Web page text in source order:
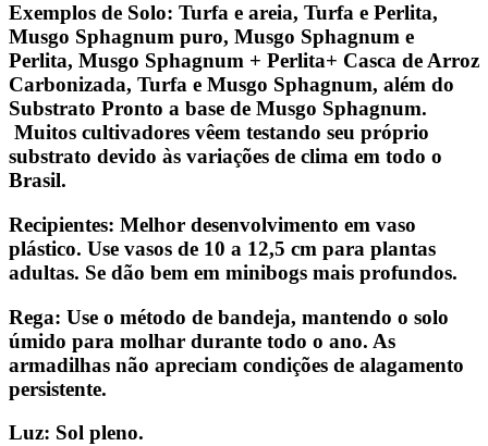
Exemplos de Solo: Turfa e areia, Turfa e Perlita,
Musgo Sphagnum puro, Musgo Sphagnum e
Perlita, Musgo Sphagnum + Perlita+ Casca de Arroz
Carbonizada, Turfa e Musgo Sphagnum, além do
Substrato Pronto a base de Musgo Sphagnum.
Muitos cultivadores vêem testando seu próprio
substrato devido às variações de clima em todo o
Brasil.
Recipientes: Melhor desenvolvimento em vaso
plástico. Use vasos de 10 a 12,5 cm para plantas
adultas. Se dão bem em minibogs mais profundos.
Rega: Use o método de bandeja, mantendo o solo
úmido para molhar durante todo o ano. As
armadilhas não apreciam condições de alagamento
persistente.
Luz: Sol pleno.